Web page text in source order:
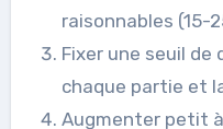
raisonnables (15-
Fixer une seuil
chaque partie et
Augmenter petit